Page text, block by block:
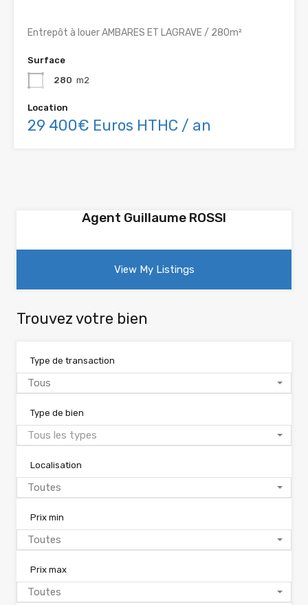
Entrepôt à louer AMBARES ET LAGRAVE / 280m²
Surface
280 m2
Location
29 400€ Euros HTHC / an
Agent Guillaume ROSSI
View My Listings
Trouvez votre bien
Type de transaction
Tous
Type de bien
Tous les types
Localisation
Toutes
Prix min
Toutes
Prix max
Toutes